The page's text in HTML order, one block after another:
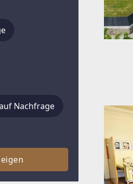
Nachfrage